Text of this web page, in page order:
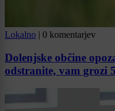
Lokalno | 0 komentarjev
Dolenjske občine
odstranite, vam grozi